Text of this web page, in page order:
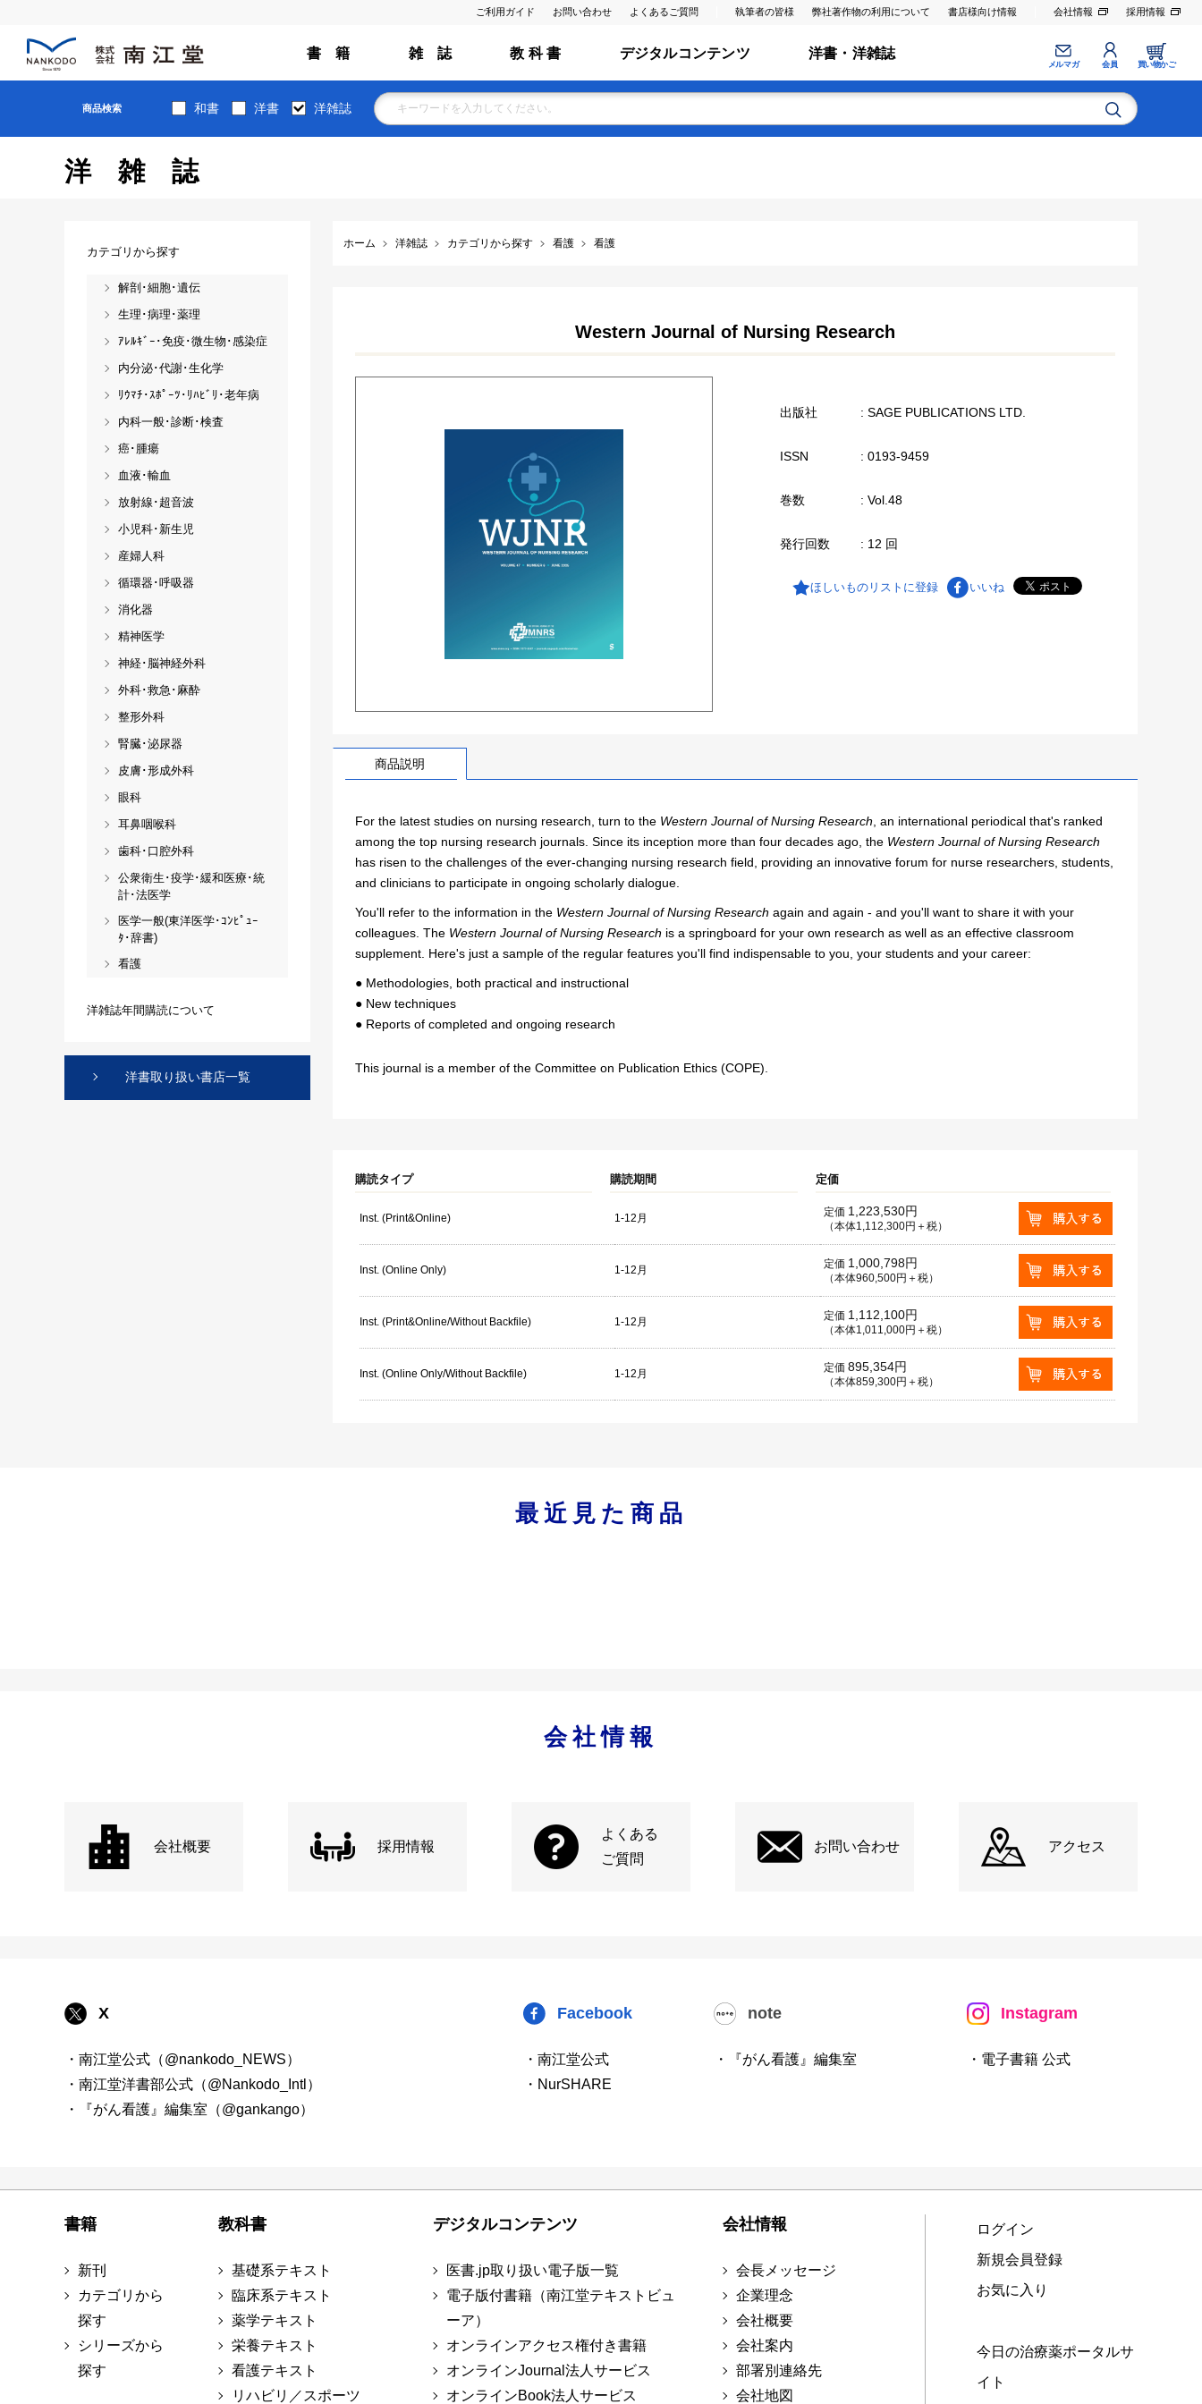
ご利用ガイド お問い合わせ よくあるご質問 執筆者の皆様 弊社著作物の利用について 書店様向け情報 会社情報 採用情報
書 籍 雑 誌 教 科 書 デジタルコンテンツ 洋書・洋雑誌
メルマガ 会員 買い物かご
商品検索 和書 洋書 洋雑誌
洋雑誌
ホーム 洋雑誌 カテゴリから探す 看護 看護
Western Journal of Nursing Research
出版社 : SAGE PUBLICATIONS LTD.
ISSN : 0193-9459
巻数 : Vol.48
発行回数 : 12 回
ほしいものリストに登録 いいね
商品説明
For the latest studies on nursing research, turn to the Western Journal of Nursing Research , an international periodical that's ranked
among the top nursing research journals. Since its inception more than four decades ago, the Western Journal of Nursing Research
has risen to the challenges of the ever-changing nursing research field, providing an innovative forum for nurse researchers, students,
and clinicians to participate in ongoing scholarly dialogue.
You'll refer to the information in the Western Journal of Nursing Research again and again - and you'll want to share it with your
colleagues. The Western Journal of Nursing Research is a springboard for your own research as well as an effective classroom
supplement. Here's just a sample of the regular features you'll find indispensable to you, your students and your career:
● Methodologies, both practical and instructional
● New techniques
● Reports of completed and ongoing research
This journal is a member of the Committee on Publication Ethics (COPE).
購読タイプ 購読期間 定価
Inst. (Print&Online) 1-12月 定価 1,223,530円
（本体1,112,300円＋税）
Inst. (Online Only) 1-12月 定価 1,000,798円
（本体960,500円＋税）
Inst. (Print&Online/Without Backfile) 1-12月 定価 1,112,100円
（本体1,011,000円＋税）
Inst. (Online Only/Without Backfile) 1-12月 定価 895,354円
（本体859,300円＋税）
カテゴリから探す
解剖･細胞･遺伝
生理･病理･薬理
ｱﾚﾙｷﾞｰ･免疫･微生物･感染症
内分泌･代謝･生化学
ﾘｳﾏﾁ･ｽﾎﾟｰﾂ･ﾘﾊﾋﾞﾘ･老年病
内科一般･診断･検査
癌･腫瘍
血液･輸血
放射線･超音波
小児科･新生児
産婦人科
循環器･呼吸器
消化器
精神医学
神経･脳神経外科
外科･救急･麻酔
整形外科
腎臓･泌尿器
皮膚･形成外科
眼科
耳鼻咽喉科
歯科･口腔外科
公衆衛生･疫学･緩和医療･統
計･法医学
医学一般(東洋医学･ｺﾝﾋﾟｭｰ
ﾀ･辞書)
看護
洋雑誌年間購読について
洋書取り扱い書店一覧
最近見た商品
会社情報
会社概要 採用情報
よくある
ご質問
お問い合わせ アクセス
X
・南江堂公式（@nankodo_NEWS）
・南江堂洋書部公式（@Nankodo_Intl）
・『がん看護』編集室（@gankango）
Facebook
・南江堂公式
・NurSHARE
note
・『がん看護』編集室
Instagram
・電子書籍 公式
書籍
新刊
カテゴリから
探す
シリーズから
探す
教科書
基礎系テキスト
臨床系テキスト
薬学テキスト
栄養テキスト
看護テキスト
リハビリ／スポーツ
デジタルコンテンツ
医書.jp取り扱い電子版一覧
電子版付書籍（南江堂テキストビュ
ーア）
オンラインアクセス権付き書籍
オンラインJournal法人サービス
オンラインBook法人サービス
会社情報
会長メッセージ
企業理念
会社概要
会社案内
部署別連絡先
会社地図
ログイン
新規会員登録
お気に入り
今日の治療薬ポータルサ
イト